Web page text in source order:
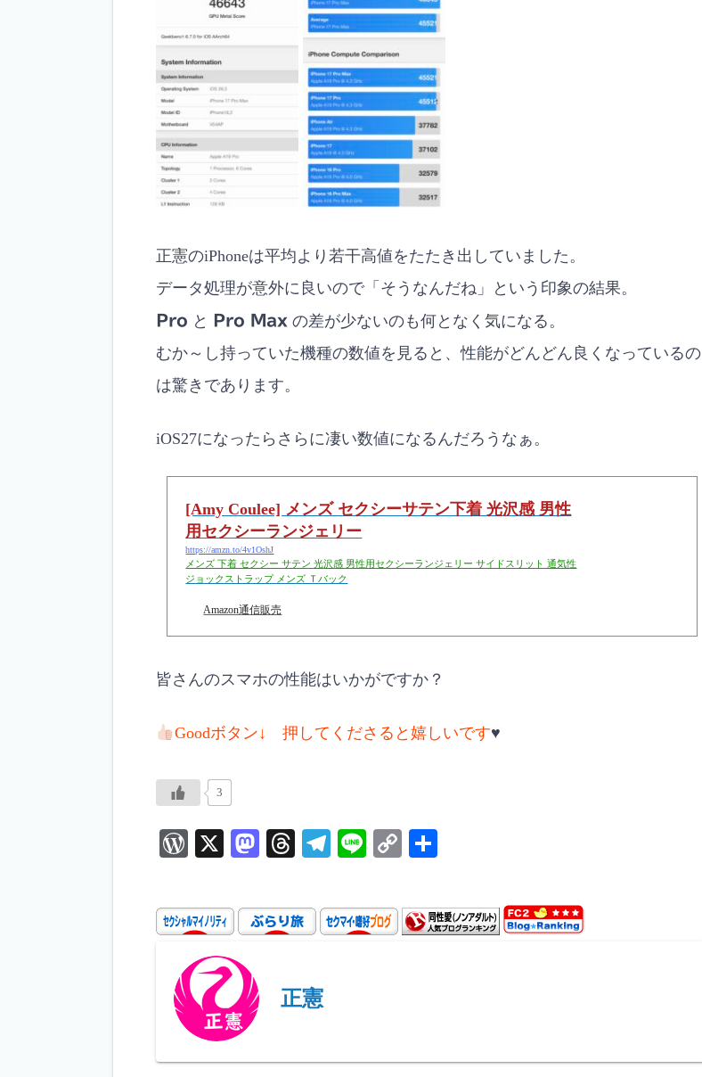
正憲のiPhoneは平均より若干高値をたたき出していました。
データ処理が意外に良いので「そうなんだね」という印象の結果。
Pro と Pro Max の差が少ないのも何となく気になる。
むか～し持っていた機種の数値を見ると、性能がどんどん良くなっているの
は驚きであります。
iOS27になったらさらに凄い数値になるんだろうなぁ。
[Amy Coulee] メンズ セクシーサテン下着 光沢感 男性
用セクシーランジェリー
https://amzn.to/4v1OshJ
メンズ 下着 セクシー サテン 光沢感 男性用セクシーランジェリー サイドスリット 通気性
ジョックストラップ メンズ Ｔバック
Amazon通信販売
皆さんのスマホの性能はいかがですか？
Goodボタン↓ 押してくださると嬉しいです♥️
3
W
d
P
re
ss
X
M
to
d
T
ea
ds
Te
gr
a
Li
C
p
y
正憲